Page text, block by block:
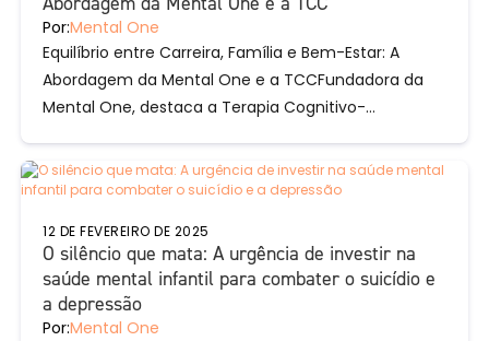
Por:Mental One
Equilíbrio entre Carreira, Família e Bem-Estar: A
Abordagem da Mental One e a TCCFundadora da
Mental One, destaca a Terapia Cognitivo-
O silêncio que mata: A urgência de investir na
saúde mental infantil para combater o suicídio e
a depressão
12 DE FEVEREIRO DE 2025
Por:Mental One